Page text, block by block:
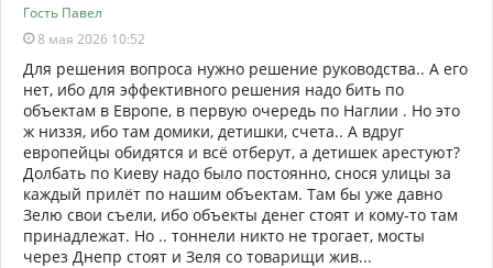
Гость Павел
8 мая 2026 10:52
Для решения вопроса нужно решение руководства.. А его
нет, ибо для эффективного решения надо бить по
объектам в Европе, в первую очередь по Наглии . Но это
ж низзя, ибо там домики, детишки, счета.. А вдруг
европейцы обидятся и всё отберут, а детишек арестуют?
Долбать по Киеву надо было постоянно, снося улицы за
каждый прилёт по нашим объектам. Там бы уже давно
Зелю свои съели, ибо объекты денег стоят и кому-то там
принадлежат. Но .. тоннели никто не трогает, мосты
через Днепр стоят и Зеля со товарищи жив...